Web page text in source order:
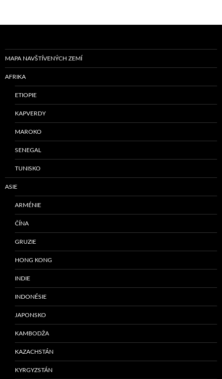
MAPA NAVŠTÍVENÝCH ZEMÍ
AFRIKA
ETIOPIE
KAPVERDY
MAROKO
SENEGAL
TUNISKO
ASIE
ARMÉNIE
ČÍNA
GRUZIE
HONG KONG
INDIE
INDONÉSIE
JAPONSKO
KAMBODŽA
KAZACHSTÁN
KYRGYZSTÁN